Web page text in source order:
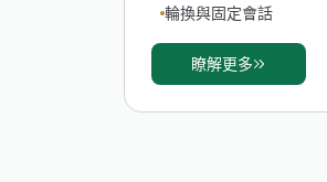
輪換與固定會話
瞭解更多